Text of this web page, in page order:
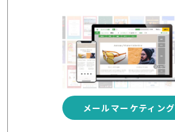
メールマーケティング